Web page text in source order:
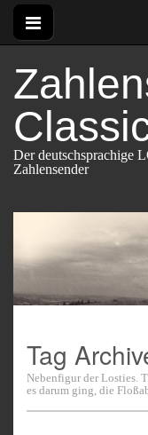
Der deutschsprachige
Zahlensender
Tag
Nebenfigur der Losties.
es darum ging, die